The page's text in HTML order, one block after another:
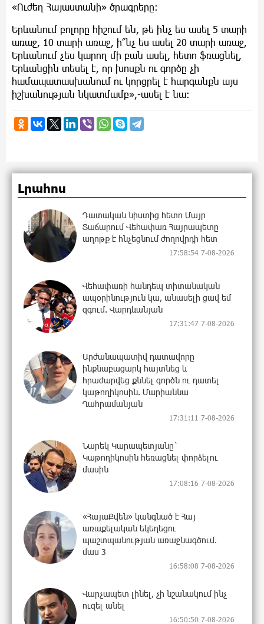
«Ուժեղ Հայաստանի» ծրագրերը։
Երևանում բոլորը հիշում են, թե ինչ ես ասել 5 տարի
առաջ, 10 տարի առաջ, ի՞նչ ես ասել 20 տարի առաջ,
Երևանում չես կարող մի բան ասել, հետո ֆռացնել,
Երևանցին տեսել է, որ խոսքն ու գործը չի
համապատասխանում ու կորցրել է հարգանքն այս
իշխանության նկատմամբ»,-ասել է նա։
Լրահոս
Դատական նիստից հետո Մայր
Տաճարում Վեհափառ Հայրապետը
աղոթք է հնչեցնում ժողովրդի հետ
17:58:54 7-08-2026
Վեհափառի հանդեպ տիտանական
ապօրինություն կա, անասելի ցավ եմ
զգում. Վարդևանյան
17:31:47 7-08-2026
Արժանապատիվ դատավորը
ինքնաբացարկ հայտնեց և
հրաժարվեց քննել գործն ու դատել
կաթողիկոսին. Մարիաննա
Ղահրամանյան
17:31:11 7-08-2026
Նարեկ Կարապետյանը`
Կաթողիկոսին հեռացնել փորձելու
մասին
17:08:16 7-08-2026
«ՀայաՔվեն» կանգնած է Հայ
առաքելական եկեղեցու
պաշտպանության առաջնագծում.
մաս 3
16:58:08 7-08-2026
Վարչապետ լինել, չի նշանակում ինչ
ուզել անել
16:50:50 7-08-2026